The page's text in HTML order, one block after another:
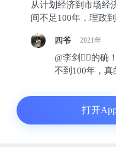
出占人均年支出比重
无论是在城市还是农
种程度上反映了近年
1）。有学者研究指
长幅度[4]。
从计划经济到市场经
间不足100年，理政
四爷 2021年
@李剑：的确
不到100年，真
打开